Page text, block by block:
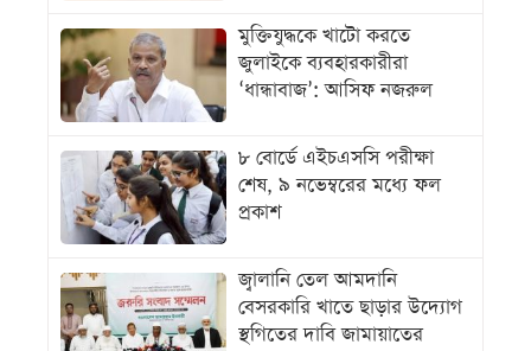
মুক্তিযুদ্ধকে খাটো করতে
জুলাইকে ব্যবহারকারীরা
‘ধান্ধাবাজ’: আসিফ নজরুল
৮ বোর্ডে এইচএসসি পরীক্ষা
শেষ, ৯ নভেম্বরের মধ্যে ফল
প্রকাশ
জ্বালানি তেল আমদানি
বেসরকারি খাতে ছাড়ার উদ্যোগ
স্থগিতের দাবি জামায়াতের